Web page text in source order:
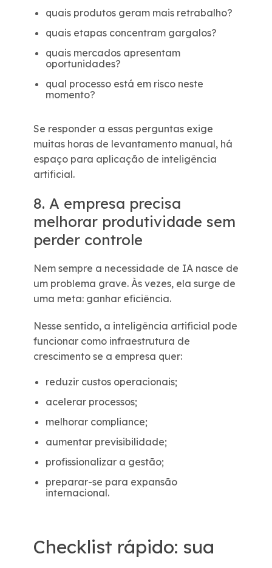
quais produtos geram mais retrabalho?
quais etapas concentram gargalos?
quais mercados apresentam
oportunidades?
qual processo está em risco neste
momento?
Se responder a essas perguntas exige
muitas horas de levantamento manual, há
espaço para aplicação de inteligência
artificial.
8. A empresa precisa
melhorar produtividade sem
perder controle
Nem sempre a necessidade de IA nasce de
um problema grave. Às vezes, ela surge de
uma meta: ganhar eficiência.
Nesse sentido, a inteligência artificial pode
funcionar como infraestrutura de
crescimento se a empresa quer:
reduzir custos operacionais;
acelerar processos;
melhorar compliance;
aumentar previsibilidade;
profissionalizar a gestão;
preparar-se para expansão
internacional.
Checklist rápido: sua